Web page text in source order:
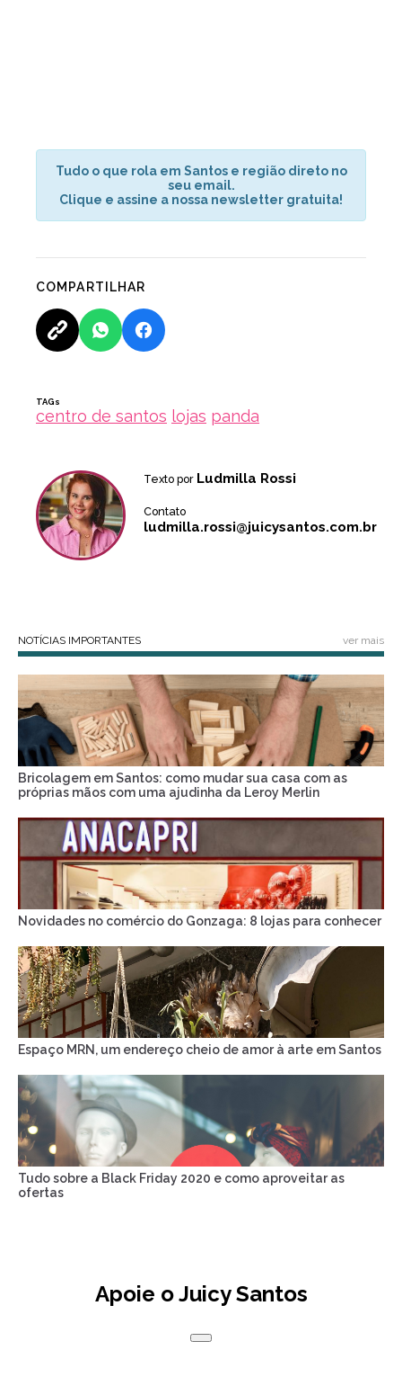
Tudo o que rola em Santos e região direto no
seu email.
Clique e assine a nossa newsletter gratuita!
COMPARTILHAR
TAGs
centro de santos lojas panda
Texto por Ludmilla Rossi
Contato
ludmilla.rossi@juicysantos.com.br
NOTÍCIAS IMPORTANTES ver mais
Bricolagem em Santos: como mudar sua casa com as
próprias mãos com uma ajudinha da Leroy Merlin
Novidades no comércio do Gonzaga: 8 lojas para conhecer
Espaço MRN, um endereço cheio de amor à arte em Santos
Tudo sobre a Black Friday 2020 e como aproveitar as
ofertas
Apoie o Juicy Santos